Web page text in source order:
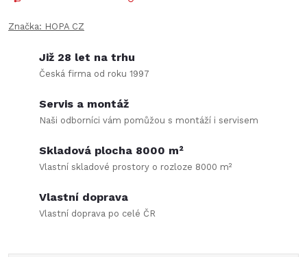
Značka: HOPA CZ
Již 28 let na trhu
Česká firma od roku 1997
Servis a montáž
Naši odborníci vám pomůžou s montáží i servisem
Skladová plocha 8000 m²
Vlastní skladové prostory o rozloze 8000 m²
Vlastní doprava
Vlastní doprava po celé ČR